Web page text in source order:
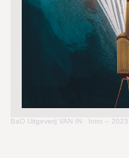
BaO Uitgeverij VAN IN · Intro – 2023